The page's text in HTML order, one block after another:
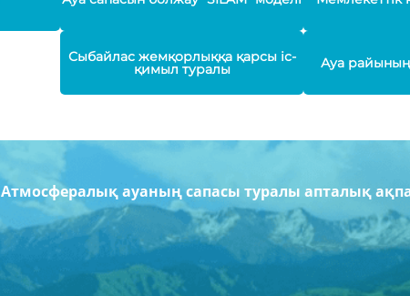
Сыбайлас жемқорлыққа қарсы іс-
қимыл туралы Ауа
Атмосфералық ауаның сапасы туралы апталық